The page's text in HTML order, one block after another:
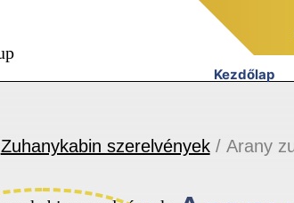
Kezdőlap
Zuhanykabin szerelvények/ Arany